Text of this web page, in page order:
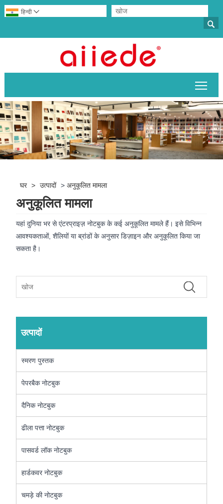

हिन्दी 
घर > उत्पादों >अनुकूलित मामला
अनुकूलित मामला
यहां दुनिया भर से एंटरप्राइज़ नोटबुक के कई अनुकूलित मामले हैं। इसे विभिन्न
आवश्यकताओं, शैलियों या ब्रांडों के अनुसार डिज़ाइन और अनुकूलित किया जा
सकता है।
उत्पादों
स्मरण पुस्तक
पेपरबैक नोटबुक
दैनिक नोटबुक
ढीला पत्ता नोटबुक
पासवर्ड लॉक नोटबुक
हार्डकवर नोटबुक
चमड़े की नोटबुक